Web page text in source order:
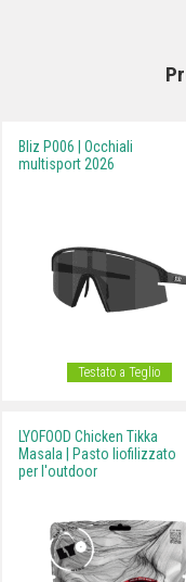
posizione di pedalata
Bliz P006 | Occhiali
multisport 2026
Testato a Teglio
LYOFOOD Chicken Tikka
Masala | Pasto liofilizzato
per l'outdoor